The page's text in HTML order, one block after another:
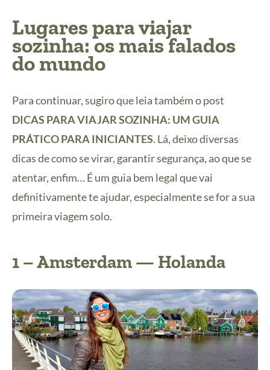
Lugares para viajar
sozinha: os mais falados
do mundo
Para continuar, sugiro que leia também o post
DICAS PARA VIAJAR SOZINHA: UM GUIA
PRÁTICO PARA INICIANTES. Lá, deixo diversas
dicas de como se virar, garantir segurança, ao que se
atentar, enfim… É um guia bem legal que vai
definitivamente te ajudar, especialmente se for a sua
primeira viagem solo.
1 – Amsterdam — Holanda